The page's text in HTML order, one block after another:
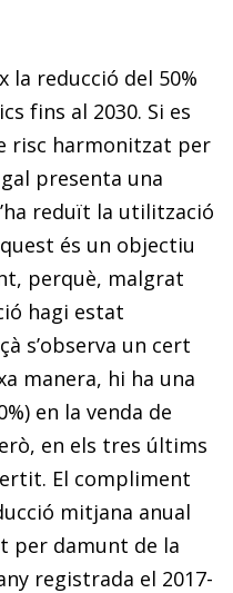
la reducció del 50%
fins al 2030. Si es
risc harmonitzat per
presenta una
reduït la utilització
és un objectiu
perquè, malgrat
hagi estat
s’observa un cert
manera, hi ha una
en la venda de
en els tres últims
El compliment
mitjana anual
per damunt de la
registrada el 2017-